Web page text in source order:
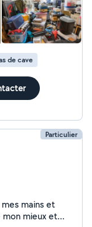
de cave
Particulier
mains et
mon mieux et